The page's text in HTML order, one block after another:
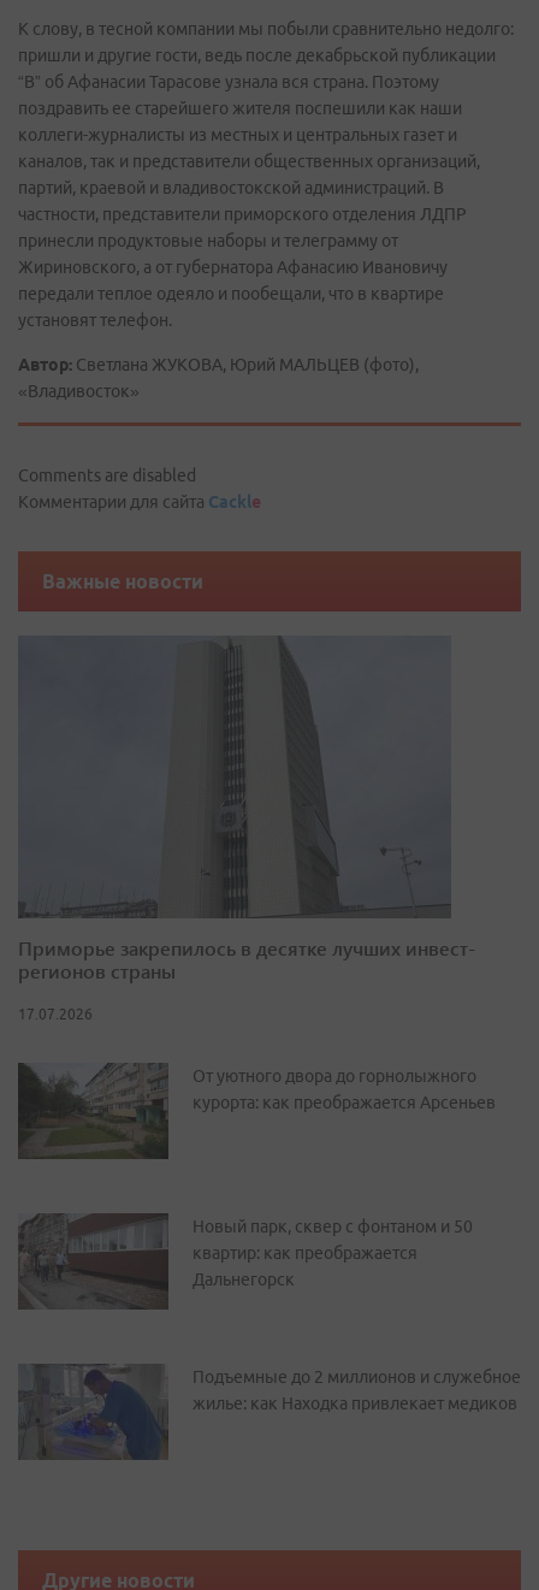
К слову, в тесной компании мы побыли сравнительно недолго:
пришли и другие гости, ведь после декабрьской публикации
“В” об Афанасии Тарасове узнала вся страна. Поэтому
поздравить ее старейшего жителя поспешили как наши
коллеги-журналисты из местных и центральных газет и
каналов, так и представители общественных организаций,
партий, краевой и владивостокской администраций. В
частности, представители приморского отделения ЛДПР
принесли продуктовые наборы и телеграмму от
Жириновского, а от губернатора Афанасию Ивановичу
передали теплое одеяло и пообещали, что в квартире
установят телефон.
Автор: Светлана ЖУКОВА, Юрий МАЛЬЦЕВ (фото),
«Владивосток»
Comments are disabled
Комментарии для сайта Cackle
Важные новости
Приморье закрепилось в десятке лучших инвест-
регионов страны
17.07.2026
От уютного двора до горнолыжного
курорта: как преображается Арсеньев
Новый парк, сквер с фонтаном и 50
квартир: как преображается
Дальнегорск
Подъемные до 2 миллионов и служебное
жилье: как Находка привлекает медиков
Другие новости